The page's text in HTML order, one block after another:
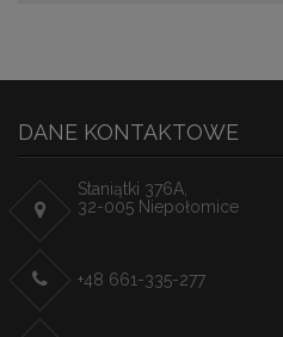
DANE KONTAKTOWE
Staniątki 376A,
32-005 Niepołomice
+48 661-335-277